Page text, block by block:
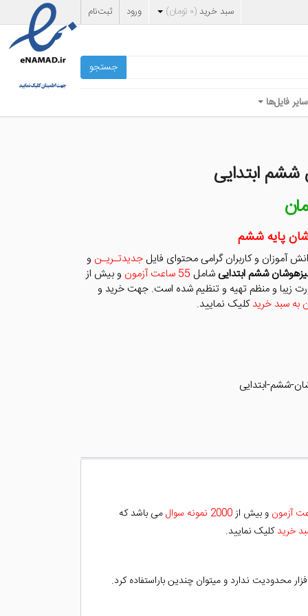
سبد خرید (۰ تومان) ورود ثبت‌نام
جستجو
سایر فایل‌ها
ششم ابتدایی
۵۵,۰۰۰ تومان
است.
پایه ششم
آموزان و کاربران گرامی محتوای فایلجدیدتـریـن و
ششم ابتدایی شامل 55 ساعت آزمون
و بیش از
زیبا و منظم تهیه و تنظیم شده است. جهت خرید و
به سبد خریدکلیک نمایید.
ششم-ابتدایی
و بیش از2000 نمونه سوال
می باشد که
خریدکلیک نمایید.